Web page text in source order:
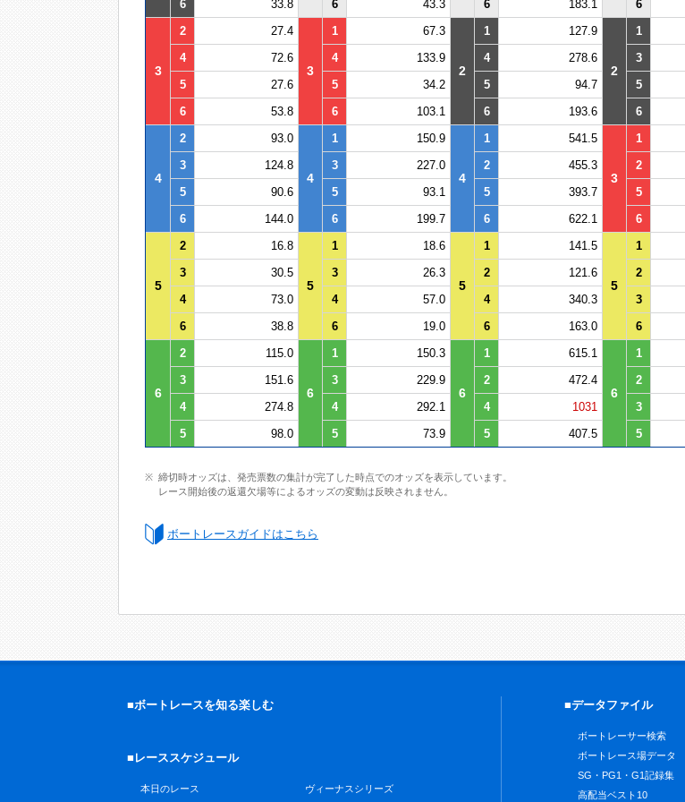
6 33.8 6 43.3 6 183.1 6
3
2 27.4
3
1 67.3
2
1 127.9
2
1
4
72.6 4 133.9 4 278.6 3
5
27.6 5 34.2 5 94.7 5
6
53.8 6 103.1 6 193.6 6
4
2 93.0
4
1 150.9
4
1 541.5
3
1
3
124.8 3 227.0 2 455.3 2
5
90.6 5 93.1 5 393.7 5
6
144.0 6 199.7 6 622.1 6
5
2 16.8
5
1 18.6
5
1 141.5
5
1
3
30.5 3 26.3 2 121.6 2
4
73.0 4 57.0 4 340.3 3
6
38.8 6 19.0 6 163.0 6
6
2 115.0
6
1 150.3
6
1 615.1
6
1
3
151.6 3 229.9 2 472.4 2
4
274.8 4 292.1 4 1031 3
5
98.0 5 73.9 5 407.5 5
締切時オッズは、発売票数の集計が完了した時点でのオッズを表示しています。
レース開始後の返還欠場等によるオッズの変動は反映されません。
ボートレースガイドはこちら
■ボートレースを知る楽しむ
■レーススケジュール
本日のレース ヴィーナスシリーズ
■データファイル
ボートレーサー検索
ボートレース場データ
SG・PG1・G1記録集
高配当ベスト10